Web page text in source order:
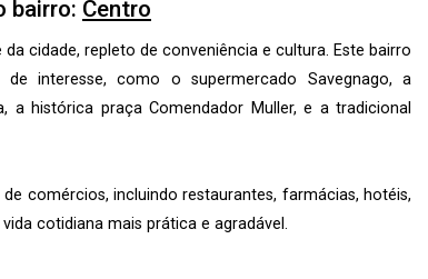
bairro: Centro
cidade, repleto de conveniência e cultura. Este bairro
interesse, como o supermercado Savegnago, a
a histórica praça Comendador Muller, e a tradicional
comércios, incluindo restaurantes, farmácias, hotéis,
cotidiana mais prática e agradável.